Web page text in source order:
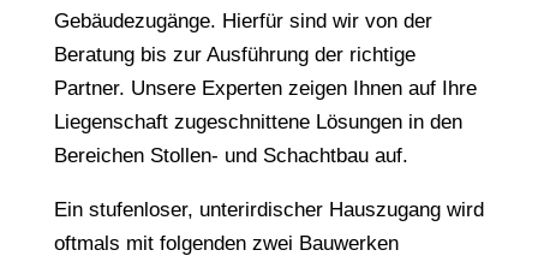
Gebäudezugänge. Hierfür sind wir von der
Beratung bis zur Ausführung der richtige
Partner. Unsere Experten zeigen Ihnen auf Ihre
Liegenschaft zugeschnittene Lösungen in den
Bereichen Stollen- und Schachtbau auf.
Ein stufenloser, unterirdischer Hauszugang wird
oftmals mit folgenden zwei Bauwerken